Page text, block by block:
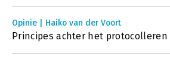
Opinie | Haiko van der Voort
Principes achter het